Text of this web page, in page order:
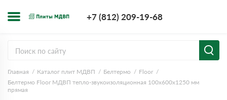
+7 (812) 209-19-68
Главная Каталог плит МДВП Белтермо
Floor
Белтермо Floor МДВП тепло-звукоизоляционная 100х600х1250 мм
прямая